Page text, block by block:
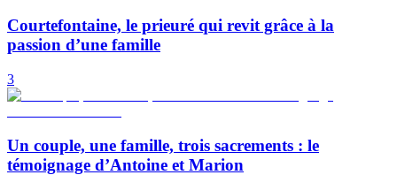
Courtefontaine, le prieuré qui revit grâce à la
passion d’une famille
3
Un couple, une famille, trois sacrements : le
témoignage d’Antoine et Marion